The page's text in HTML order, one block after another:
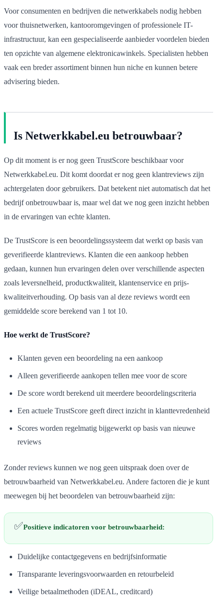
Voor consumenten en bedrijven die netwerkkabels nodig hebben
voor thuisnetwerken, kantooromgevingen of professionele IT-
infrastructuur, kan een gespecialiseerde aanbieder voordelen bieden
ten opzichte van algemene elektronicawinkels. Specialisten hebben
vaak een breder assortiment binnen hun niche en kunnen betere
advisering bieden.
Is Netwerkkabel.eu betrouwbaar?
Op dit moment is er nog geen TrustScore beschikbaar voor
Netwerkkabel.eu. Dit komt doordat er nog geen klantreviews zijn
achtergelaten door gebruikers. Dat betekent niet automatisch dat het
bedrijf onbetrouwbaar is, maar wel dat we nog geen inzicht hebben
in de ervaringen van echte klanten.
De TrustScore is een beoordelingssysteem dat werkt op basis van
geverifieerde klantreviews. Klanten die een aankoop hebben
gedaan, kunnen hun ervaringen delen over verschillende aspecten
zoals leversnelheid, productkwaliteit, klantenservice en prijs-
kwaliteitverhouding. Op basis van al deze reviews wordt een
gemiddelde score berekend van 1 tot 10.
Hoe werkt de TrustScore?
Klanten geven een beoordeling na een aankoop
Alleen geverifieerde aankopen tellen mee voor de score
De score wordt berekend uit meerdere beoordelingscriteria
Een actuele TrustScore geeft direct inzicht in klanttevredenheid
Scores worden regelmatig bijgewerkt op basis van nieuwe
reviews
Zonder reviews kunnen we nog geen uitspraak doen over de
betrouwbaarheid van Netwerkkabel.eu. Andere factoren die je kunt
meewegen bij het beoordelen van betrouwbaarheid zijn:
✅Positieve indicatoren voor betrouwbaarheid:
Duidelijke contactgegevens en bedrijfsinformatie
Transparante leveringsvoorwaarden en retourbeleid
Veilige betaalmethoden (iDEAL, creditcard)